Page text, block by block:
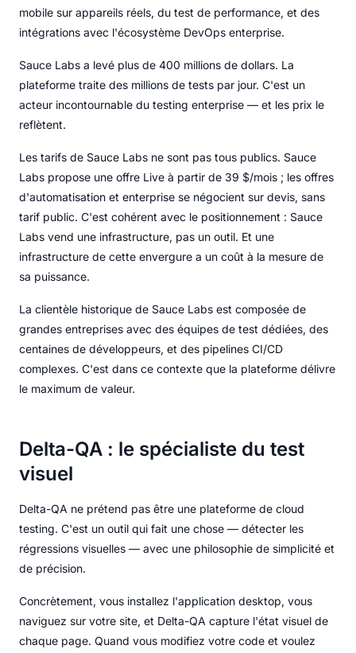
mobile sur appareils réels, du test de performance, et des
intégrations avec l'écosystème DevOps enterprise.
Sauce Labs a levé plus de 400 millions de dollars. La
plateforme traite des millions de tests par jour. C'est un
acteur incontournable du testing enterprise — et les prix le
reflètent.
Les tarifs de Sauce Labs ne sont pas tous publics. Sauce
Labs propose une offre Live à partir de 39 $/mois ; les offres
d'automatisation et enterprise se négocient sur devis, sans
tarif public. C'est cohérent avec le positionnement : Sauce
Labs vend une infrastructure, pas un outil. Et une
infrastructure de cette envergure a un coût à la mesure de
sa puissance.
La clientèle historique de Sauce Labs est composée de
grandes entreprises avec des équipes de test dédiées, des
centaines de développeurs, et des pipelines CI/CD
complexes. C'est dans ce contexte que la plateforme délivre
le maximum de valeur.
Delta-QA : le spécialiste du test
visuel
Delta-QA ne prétend pas être une plateforme de cloud
testing. C'est un outil qui fait une chose — détecter les
régressions visuelles — avec une philosophie de simplicité et
de précision.
Concrètement, vous installez l'application desktop, vous
naviguez sur votre site, et Delta-QA capture l'état visuel de
chaque page. Quand vous modifiez votre code et voulez